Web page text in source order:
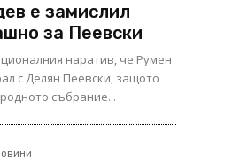
е замислил
за Пеевски
наратив, че Румен
с Делян Пеевски, защото
събрание...